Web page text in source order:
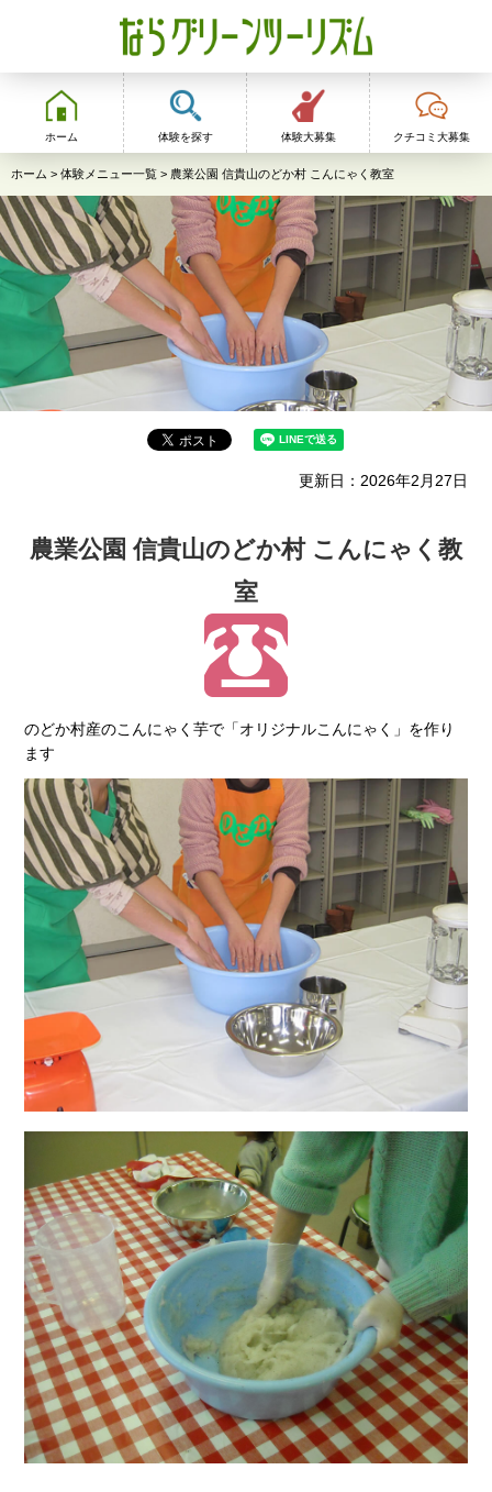
ならグリーンツーリ
ズム
ホーム 体験を探す 体験大募集 クチコミ大募集
ホーム > 体験メニュー一覧 > 農業公園 信貴山のどか村 こんにゃく教室
更新日：2026年2月27日
農業公園 信貴山のどか村 こんにゃく教
室
のどか村産のこんにゃく芋で「オリジナルこんにゃく」を作り
ます